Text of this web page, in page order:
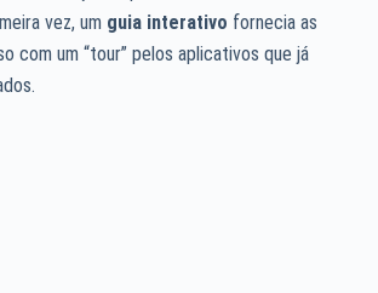
vez, um guia interativo fornecia as
com um “tour” pelos aplicativos que já